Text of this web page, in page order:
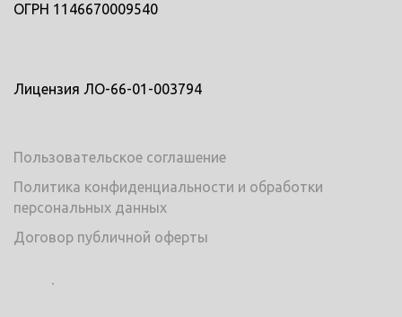
ОГРН 1146670009540
Лицензия ЛО-66-01-003794
Пользовательское соглашение
Политика конфиденциальности и обработки
персональных данных
Договор публичной оферты